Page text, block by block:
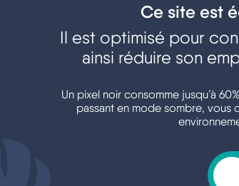
Ce site est
Il est optimisé pour
ainsi réduire son
Un pixel noir consomme jusqu’à
passant en mode sombre, vous